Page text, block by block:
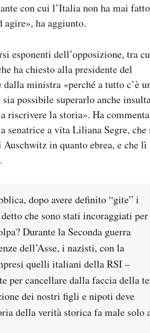
con cui l’Italia non ha mai
agire», ha aggiunto.
esponenti dell’opposizione, tra
ha chiesto alla presidente del
ministra «perché a tutto c’è
possibile superarlo anche
riscrivere la storia». Ha
senatrice a vita Liliana Segre, che
in quanto ebrea, e che lì
dopo avere definito “gite” i
che sono stati incoraggiati per
Durante la Seconda guerra
dell’Asse, i nazisti, con la
quelli italiani della RSI –
per cancellare dalla faccia della
dei nostri figli e nipoti deve
della verità storica fa male solo